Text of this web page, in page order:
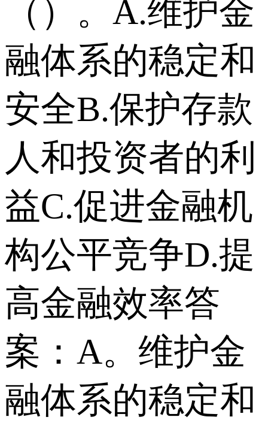
（）。A.维护金
融体系的稳定和
安全B.保护存款
人和投资者的利
益C.促进金融机
构公平竞争D.提
高金融效率答
案：A。维护金
融体系的稳定和